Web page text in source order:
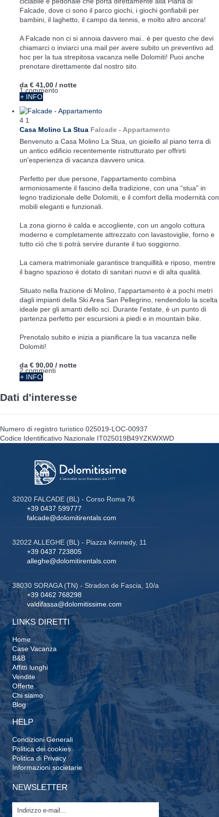
Falcade, dove ci sono il parco giochi, i giochi gonfiabili per
bambini, il laghetto, il campo da tennis, e molto altro ancora!
A Falcade non ci si annoia davvero mai.. è per questo che devi
chiamarci o inviarci una mail per avere subito un preventivo ad
hoc per la tua strepitosa vacanza nelle Dolomiti! Puoi anche
prenotare direttamente dal nostro sito.
1 commento
da € 41,00 / notte
+ INFO
4 1
Casa Molino La Stua Falcade - Appartamento
Benvenuto a Casa Molino La Stua, un gioiello al piano terra di
un antico edificio recentemente ristrutturato per offrirti
un'esperienza di vacanza davvero unica.
Perfetto per due persone, l'appartamento combina
armoniosamente il fascino della tradizione, con una “stua” in
legno tradizionale delle Dolomiti, e il comfort della modernità con
mobili eleganti e funzionali.
La zona giorno è calda e accogliente, con un angolo cottura
moderno e completamente attrezzato con lavastoviglie, forno e
tutto ciò che ti potrà servire durante il tuo soggiorno.
La camera matrimoniale garantisce tranquillità e riposo, mentre
il bagno spazioso è dotato di sanitari nuovi e di alta qualità.
Situato nella frazione di Molino, l'appartamento è a pochi metri
dagli impianti della Ski Area San Pellegrino, rendendolo la scelta
ideale per gli amanti dello sci. Durante l'estate, è un punto di
partenza perfetto per escursioni a piedi e in mountain bike.
Prenotalo subito e inizia a pianificare la tua vacanza nelle
Dolomiti!
2 commenti
da € 90,00 / notte
+ INFO
Dati d'interesse
Numero di registro turistico 025019-LOC-00937
Codice Identificativo Nazionale IT025019B49YZKWXWD
32020 FALCADE (BL) - Corso Roma 76
+39 0437 599777
falcade@dolomitirentals.com
32022 ALLEGHE (BL) - Piazza Kennedy, 11
+39 0437 723805
alleghe@dolomitirentals.com
38030 SORAGA (TN) - Stradon de Fascia, 10/a
+39 0462 768298
valdifassa@dolomitissime.com
LINKS DIRETTI
Home
Case Vacanza
B&B
Affitti lunghi
Vendite
Offerte
Chi siamo
Blog
HELP
Condizioni Generali
Politica dei cookies
Politica di Privacy
Informazioni societarie
NEWSLETTER